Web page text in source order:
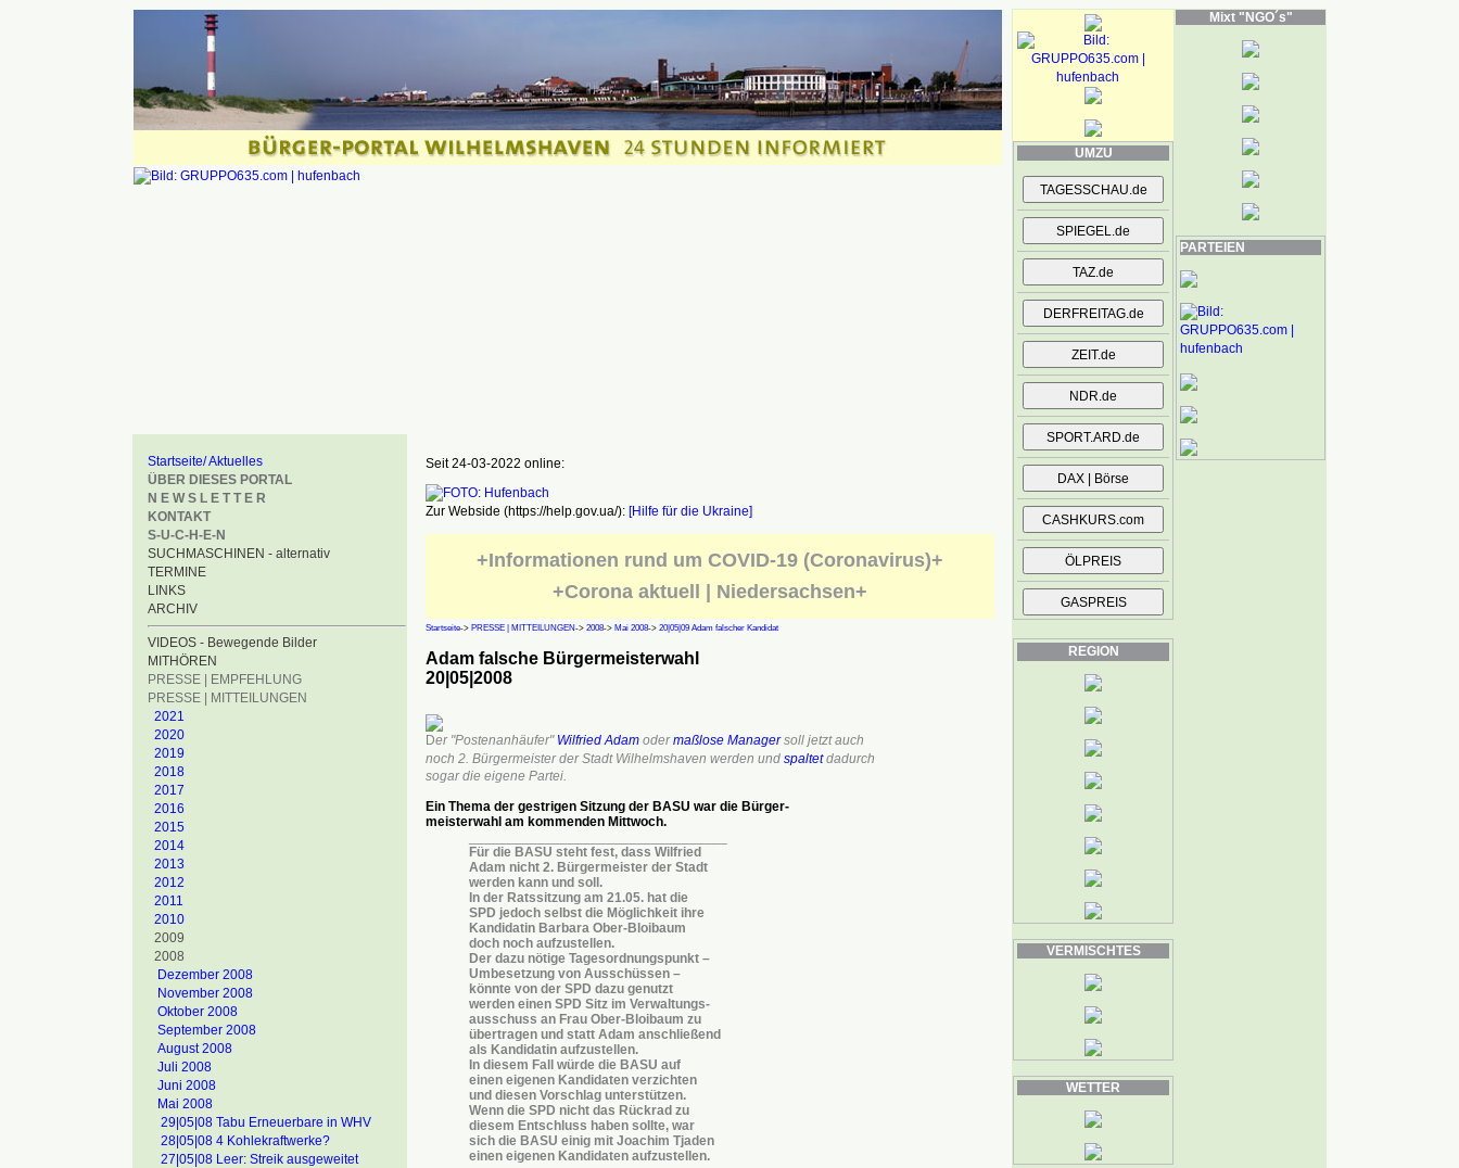
UMZU
REGION
VERMISCHTES
WETTER
Mixt "NGO´s"
PARTEIEN
Startseite/ Aktuelles
ÜBER DIESES PORTAL
N E W S L E T T E R
KONTAKT
S-U-C-H-E-N
SUCHMASCHINEN - alternativ
TERMINE
LINKS
ARCHIV
VIDEOS - Bewegende Bilder
MITHÖREN
PRESSE | EMPFEHLUNG
PRESSE | MITTEILUNGEN
2021
2020
2019
2018
2017
2016
2015
2014
2013
2012
2011
2010
2009
2008
Dezember 2008
November 2008
Oktober 2008
September 2008
August 2008
Juli 2008
Juni 2008
Mai 2008
29|05|08 Tabu Erneuerbare in WHV
28|05|08 4 Kohlekraftwerke?
27|05|08 Leer: Streik ausgeweitet
Seit 24-03-2022 online:
Zur Webside (https://help.gov.ua/): [Hilfe für die Ukraine]
+Informationen rund um COVID-19 (Coronavirus)+
+Corona aktuell | Niedersachsen+
Startseite-> PRESSE | MITTEILUNGEN-> 2008-> Mai 2008-> 20|05|09 Adam falscher Kandidat
Adam falsche Bürgermeisterwahl
20|05|2008
Der "Postenanhäufer" Wilfried Adamodermaßlose Manager soll jetzt auch
noch 2. Bürgermeister der Stadt Wilhelmshaven werden und spaltetdadurch
sogar die eigene Partei.
Ein Thema der gestrigen Sitzung der BASU war die Bürger-
meisterwahl am kommenden Mittwoch.
Für die BASU steht fest, dass Wilfried
Adam nicht 2. Bürgermeister der Stadt
werden kann und soll.
In der Ratssitzung am 21.05. hat die
SPD jedoch selbst die Möglichkeit ihre
Kandidatin Barbara Ober-Bloibaum
doch noch aufzustellen.
Der dazu nötige Tagesordnungspunkt –
Umbesetzung von Ausschüssen –
könnte von der SPD dazu genutzt
werden einen SPD Sitz im Verwaltungs-
ausschuss an Frau Ober-Bloibaum zu
übertragen und statt Adam anschließend
als Kandidatin aufzustellen.
In diesem Fall würde die BASU auf
einen eigenen Kandidaten verzichten
und diesen Vorschlag unterstützen.
Wenn die SPD nicht das Rückrad zu
diesem Entschluss haben sollte, war
sich die BASU einig mit Joachim Tjaden
einen eigenen Kandidaten aufzustellen.